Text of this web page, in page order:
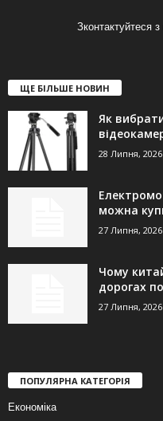
Зконтактуйтеся
ЩЕ БІЛЬШЕ НОВИН
Як
28 Липня, 2026
можна
27 Липня, 2026
Чому
дорогах
27 Липня, 2026
ПОПУЛЯРНА КАТЕГОРІЯ
Економіка